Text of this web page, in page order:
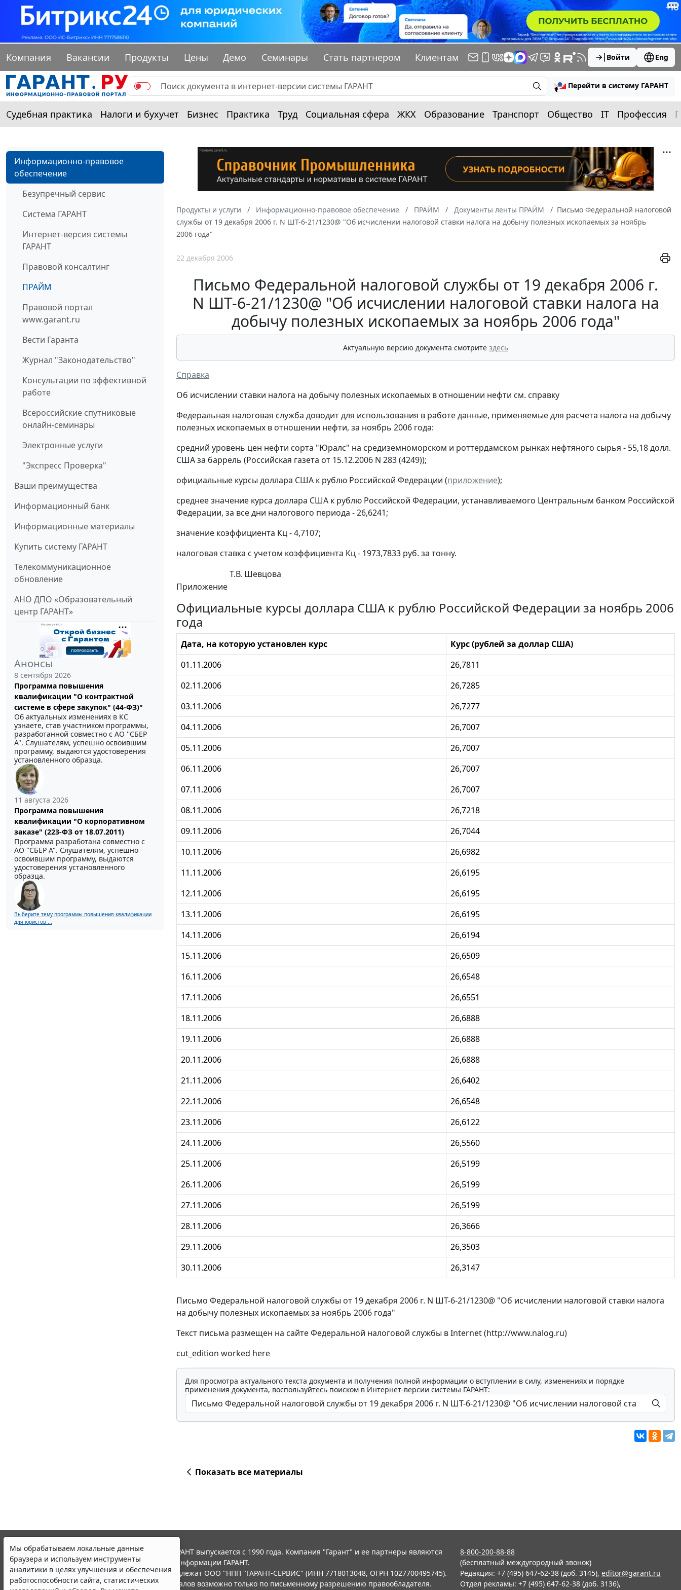
Компания Вакансии Продукты Цены Демо Семинары Стать партнером Клиентам Войти Eng
Перейти в систему ГАРАНТ
Судебная практика Налоги и бухучет Бизнес Практика Труд Социальная сфера ЖКХ Образование Транспорт Общество IT Профессия
Информационно-правовое
обеспечение
Безупречный сервис
Система ГАРАНТ
Интернет-версия системы
ГАРАНТ
Правовой консалтинг
ПРАЙМ
Правовой портал
www.garant.ru
Вести Гаранта
Журнал "Законодательство"
Консультации по эффективной
работе
Всероссийские спутниковые
онлайн-семинары
Электронные услуги
"Экспресс Проверка"
Ваши преимущества
Информационный банк
Информационные материалы
Купить систему ГАРАНТ
Телекоммуникационное
обновление
АНО ДПО «Образовательный
центр ГАРАНТ»
Анонсы
8 сентября 2026
Программа повышения
квалификации "О контрактной
системе в сфере закупок" (44-ФЗ)"
Об актуальных изменениях в КС
узнаете, став участником программы,
разработанной совместно с АО ''СБЕР
А". Слушателям, успешно освоившим
программу, выдаются удостоверения
установленного образца.
11 августа 2026
Программа повышения
квалификации "О корпоративном
заказе" (223-ФЗ от 18.07.2011)
Программа разработана совместно с
АО ''СБЕР А". Слушателям, успешно
освоившим программу, выдаются
удостоверения установленного
образца.
Выберите тему программы повышения квалификации
для юристов ...
Продукты и услуги Информационно-правовое обеспечение ПРАЙМ Документы ленты ПРАЙМ
Письмо Федеральной налоговой
службы от 19 декабря 2006 г. N ШТ-6-21/1230@ "Об исчислении налоговой ставки налога на добычу полезных ископаемых за ноябрь
2006 года"
22 декабря 2006
Письмо Федеральной налоговой службы от 19 декабря 2006 г.
N ШТ-6-21/1230@ "Об исчислении налоговой ставки налога на
добычу полезных ископаемых за ноябрь 2006 года"
Актуальную версию документа смотрите здесь
Справка
Об исчислении ставки налога на добычу полезных ископаемых в отношении нефти см. справку
Федеральная налоговая служба доводит для использования в работе данные, применяемые для расчета налога на добычу
полезных ископаемых в отношении нефти, за ноябрь 2006 года:
средний уровень цен нефти сорта "Юралс" на средиземноморском и роттердамском рынках нефтяного сырья - 55,18 долл.
США за баррель (Российская газета от 15.12.2006 N 283 (4249));
официальные курсы доллара США к рублю Российской Федерации (приложение);
среднее значение курса доллара США к рублю Российской Федерации, устанавливаемого Центральным банком Российской
Федерации, за все дни налогового периода - 26,6241;
значение коэффициента Кц - 4,7107;
налоговая ставка с учетом коэффициента Кц - 1973,7833 руб. за тонну.
Т.В. Шевцова
Приложение
Официальные курсы доллара США к рублю Российской Федерации за ноябрь 2006
года
Дата, на которую установлен курс
Курс (рублей за доллар США)
01.11.2006
26,7811
02.11.2006
26,7285
03.11.2006
26,7277
04.11.2006
26,7007
05.11.2006
26,7007
06.11.2006
26,7007
07.11.2006
26,7007
08.11.2006
26,7218
09.11.2006
26,7044
10.11.2006
26,6982
11.11.2006
26,6195
12.11.2006
26,6195
13.11.2006
26,6195
14.11.2006
26,6194
15.11.2006
26,6509
16.11.2006
26,6548
17.11.2006
26,6551
18.11.2006
26,6888
19.11.2006
26,6888
20.11.2006
26,6888
21.11.2006
26,6402
22.11.2006
26,6548
23.11.2006
26,6122
24.11.2006
26,5560
25.11.2006
26,5199
26.11.2006
26,5199
27.11.2006
26,5199
28.11.2006
26,3666
29.11.2006
26,3503
30.11.2006
26,3147
Письмо Федеральной налоговой службы от 19 декабря 2006 г. N ШТ-6-21/1230@ "Об исчислении налоговой ставки налога
на добычу полезных ископаемых за ноябрь 2006 года"
Текст письма размещен на сайте Федеральной налоговой службы в Internet (http://www.nalog.ru)
cut_edition worked here
Для просмотра актуального текста документа и получения полной информации о вступлении в силу, изменениях и порядке
применения документа, воспользуйтесь поиском в Интернет-версии системы ГАРАНТ:
Показать все материалы
Мы обрабатываем локальные данные
браузера и используем инструменты
аналитики в целях улучшения и обеспечения
работоспособности сайта, статистических
© ООО "НПП "ГАРАНТ-СЕРВИС", 2026. Система ГАРАНТ выпускается с 1990 года. Компания "Гарант" и ее партнеры являются
участниками Российской ассоциации правовой информации ГАРАНТ.
Все права на материалы сайта ГАРАНТ.РУ принадлежат ООО "НПП "ГАРАНТ-СЕРВИС" (ИНН 7718013048, ОГРН 1027700495745).
Полное или частичное воспроизведение материалов возможно только по письменному разрешению правообладателя.
8-800-200-88-88
(бесплатный междугородный звонок)
Редакция: +7 (495) 647-62-38 (доб. 3145), editor@garant.ru
Отдел рекламы: +7 (495) 647-62-38 (доб. 3136),